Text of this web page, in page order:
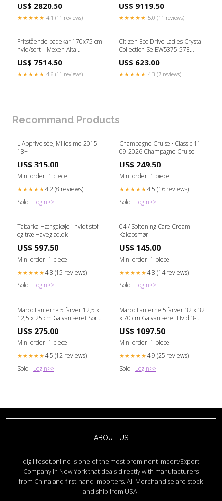
T0864072206700 Herreur
Fossil Dean Watches
US$ 2820.50
★★★★★ 4.1 (11 reviews)
US$ 9119.50
★★★★★ 5.0 (11 reviews)
Fritstående badekar 170x75 cm
hvid/sort – Mexen Alta
US$ 7514.50
★★★★★ 4.6 (11 reviews)
Citizen Eco Drive Ladies Crystal
Collection Se EW5375-57E
US$ 623.00
★★★★★ 4.3 (7 reviews)
Recommand Products
L'Apprivoisée, Millesime 2015
18+
US$ 315.00
Min. order: 1 piece
★★★★★4.2 (8 reviews)
Sold : Login>>
Champagne Cruise · Classic 11-
09-2026 Champagne Cruise
US$ 249.50
Min. order: 1 piece
★★★★★4.5 (16 reviews)
Sold : Login>>
Tabarka Hængekøje i hvidt stof
og træ Haveglad.dk
US$ 597.50
Min. order: 1 piece
★★★★★4.8 (15 reviews)
Sold : Login>>
04 / Softening Care Cream
Kakaosmør
US$ 145.00
Min. order: 1 piece
★★★★★4.8 (14 reviews)
Sold : Login>>
Marco Lanterne 5 farver 12,5 x
12,5 x 25 cm Galvaniseret Sort
US$ 275.00
Min. order: 1 piece
★★★★★4.5 (12 reviews)
Sold : Login>>
Marco Lanterne 5 farver 32 x 32
x 70 cm Galvaniseret Hvid 3-
US$ 1097.50
Min. order: 1 piece
★★★★★4.9 (25 reviews)
Sold : Login>>
ABOUT US
digilifeset.online is one of the most prominent Import/Export
Company in New York that deals directly with manufacturers
from China and first-hand importers. All Merchandise are stock
and ship from USA.